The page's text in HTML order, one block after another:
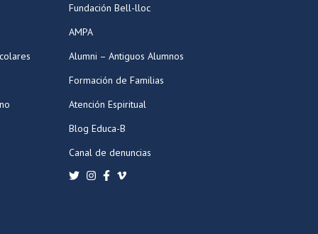
Fundación Bell-lloc
AMPA
Alumni – Antiguos Alumnos
Formación de Familias
Atención Espiritual
Blog Educa-B
Canal de denuncias